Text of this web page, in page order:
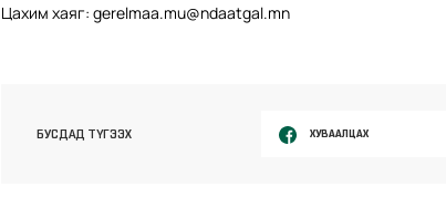
Цахим хаяг: gerelmaa.mu@ndaatgal.mn
БУСДАД ТҮГЭЭХ ХУВААЛЦАХ